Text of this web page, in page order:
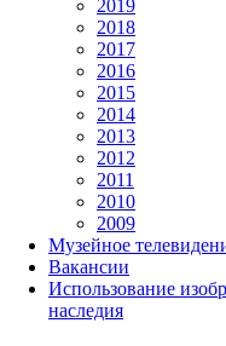
2019
2018
2017
2016
2015
2014
2013
2012
2011
2010
2009
Музейное
Вакансии
Использование
наследия